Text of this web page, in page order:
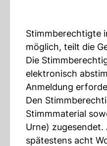
Stimmberechtigte
möglich, teilt die
Die
elektronisch
Anmeldung
Den
Stimmmaterial
Urne)
spätestens acht